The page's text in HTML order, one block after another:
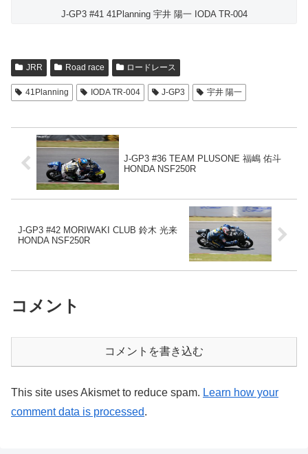
J-GP3 #41 41Planning 宇井 陽一 IODA TR-004
JRR Road race ロードレース
41Planning IODA TR-004 J-GP3 宇井 陽一
J-GP3 #36 TEAM PLUSONE 福嶋 佑斗
HONDA NSF250R
J-GP3 #42 MORIWAKI CLUB 鈴木 光来
HONDA NSF250R
コメント
コメントを書き込む
This site uses Akismet to reduce spam. Learn how your
comment data is processed.